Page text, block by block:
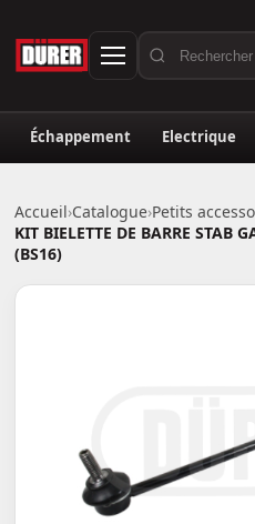
Échappement Electrique
Accueil›Catalogue›Petits
KIT BIELETTE DE BARRE STAB
(BS16)